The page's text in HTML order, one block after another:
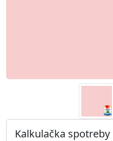
Kalkulačka spotreby